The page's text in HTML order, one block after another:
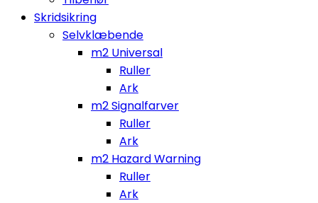
Skridsikring
Selvklæbende
m2 Universal
Ruller
Ark
m2 Signalfarver
Ruller
Ark
m2 Hazard Warning
Ruller
Ark